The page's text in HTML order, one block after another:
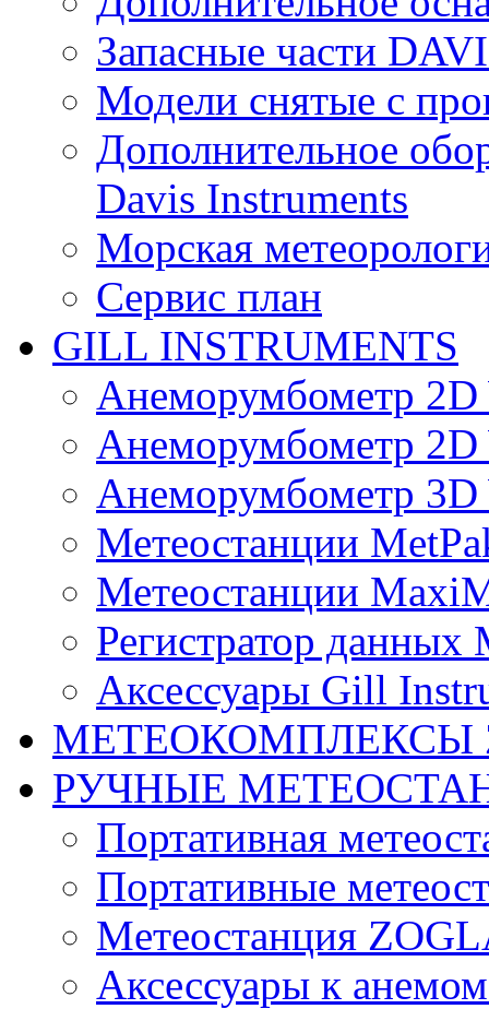
Запасные части
Модели снятые с
Дополнительное
Davis Instruments
Морская
Сервис план
GILL INSTRUMENTS
Анеморумбометр 2D
Анеморумбометр 2D
Анеморумбометр 3D
Метеостанции
Метеостанции
Регистратор данных
Аксессуары Gill
МЕТЕОКОМПЛЕКСЫ
РУЧНЫЕ
Портативная
Портативные
Mетеостанция
Аксессуары к